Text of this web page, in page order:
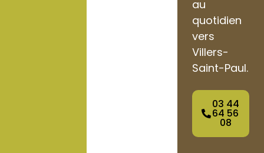
au
quotidien
vers
Villers-
Saint-Paul.
03 44
64 56
08